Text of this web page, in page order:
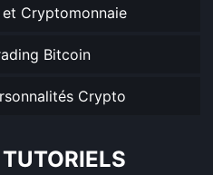
Cryptomonnaie
Bitcoin
Crypto